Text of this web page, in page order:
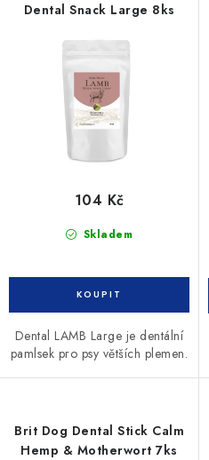
Dental Snack Large 8ks
Skladem
104 Kč
Dental LAMB Large je dentální
pamlsek pro psy větších plemen.
Brit Dog Dental Stick Calm
Hemp & Motherwort 7ks